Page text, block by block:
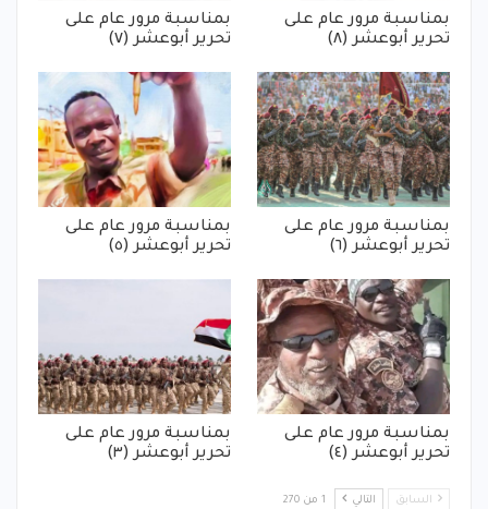
بمناسبة مرور عام على
تحرير أبوعشر (٨)
بمناسبة مرور عام على
تحرير أبوعشر (٧)
بمناسبة مرور عام على
تحرير أبوعشر (٦)
بمناسبة مرور عام على
تحرير أبوعشر (٥)
بمناسبة مرور عام على
تحرير أبوعشر (٤)
بمناسبة مرور عام على
تحرير أبوعشر (٣)
السابق التالي 1 من 270